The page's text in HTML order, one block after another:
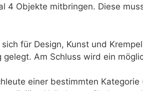
4 Objekte mitbringen. Diese
für Design, Kunst und
Am Schluss wird ein
einer bestimmten